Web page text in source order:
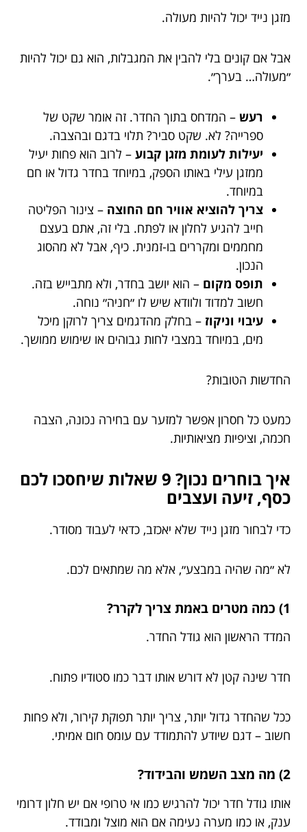
מזגן נייד יכול להיות מעולה.
אבל אם קונים בלי להבין את המגבלות, הוא גם יכול להיות
״מעולה… בערך״.
רעש – המדחס בתוך החדר. זה אומר שקט של
ספרייה? לא. שקט סביר? תלוי בדגם ובהצבה.
יעילות לעומת מזגן קבוע – לרוב הוא פחות יעיל
ממזגן עילי באותו הספק, במיוחד בחדר גדול או חם
במיוחד.
צריך להוציא אוויר חם החוצה – צינור הפליטה
חייב להגיע לחלון או לפתח. בלי זה, אתם בעצם
מחממים ומקררים בו-זמנית. כיף, אבל לא מהסוג
הנכון.
תופס מקום – הוא יושב בחדר, ולא מתבייש בזה.
חשוב למדוד ולוודא שיש לו ״חניה״ נוחה.
עיבוי וניקוז – בחלק מהדגמים צריך לרוקן מיכל
מים, במיוחד במצבי לחות גבוהים או שימוש ממושך.
החדשות הטובות?
כמעט כל חסרון אפשר למזער עם בחירה נכונה, הצבה
חכמה, וציפיות מציאותיות.
איך בוחרים נכון? 9 שאלות שיחסכו לכם
כסף, זיעה ועצבים
כדי לבחור מזגן נייד שלא יאכזב, כדאי לעבוד מסודר.
לא ״מה שהיה במבצע״, אלא מה שמתאים לכם.
1) כמה מטרים באמת צריך לקרר?
המדד הראשון הוא גודל החדר.
חדר שינה קטן לא דורש אותו דבר כמו סטודיו פתוח.
ככל שהחדר גדול יותר, צריך יותר תפוקת קירור, ולא פחות
חשוב – דגם שיודע להתמודד עם עומס חום אמיתי.
2) מה מצב השמש והבידוד?
אותו גודל חדר יכול להרגיש כמו אי טרופי אם יש חלון דרומי
ענק, או כמו מערה נעימה אם הוא מוצל ומבודד.